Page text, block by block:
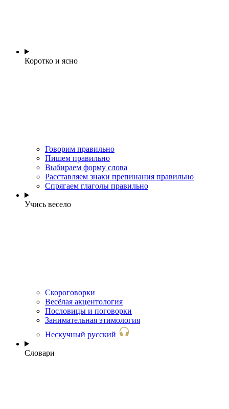
Коротко и ясно
Говорим правильно
Пишем правильно
Выбираем форму слова
Расставляем знаки препинания правильно
Спрягаем глаголы правильно
Учись весело
Скороговорки
Весёлая акцентология
Пословицы и поговорки
Занимательная этимология
Нескучный русский
Словари